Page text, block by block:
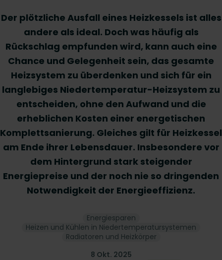
Der plötzliche Ausfall eines Heizkessels ist alles
andere als ideal. Doch was häufig als
Rückschlag empfunden wird, kann auch eine
Chance und Gelegenheit sein, das gesamte
Heizsystem zu überdenken und sich für ein
langlebiges Niedertemperatur-Heizsystem zu
entscheiden, ohne den Aufwand und die
erheblichen Kosten einer energetischen
Komplettsanierung. Gleiches gilt für Heizkessel
am Ende ihrer Lebensdauer. Insbesondere vor
dem Hintergrund stark steigender
Energiepreise und der noch nie so dringenden
Notwendigkeit der Energieeffizienz.
Energiesparen
Heizen und Kühlen in Niedertemperatursystemen
Radiatoren und Heizkörper
8 Okt. 2025